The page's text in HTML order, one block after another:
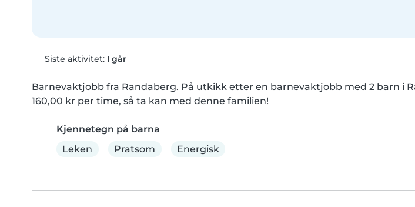
Siste aktivitet: I går
Barnevaktjobb fra Randaberg. På utkikk etter en barnevaktjobb med 2 barn i
160,00 kr per time, så ta kan med denne familien!
Kjennetegn på barna
Leken
Pratsom Energisk